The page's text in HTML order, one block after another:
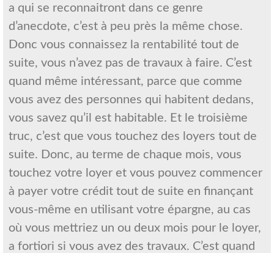
a qui se reconnaitront dans ce genre
d’anecdote, c’est à peu près la même chose.
Donc vous connaissez la rentabilité tout de
suite, vous n’avez pas de travaux à faire. C’est
quand même intéressant, parce que comme
vous avez des personnes qui habitent dedans,
vous savez qu’il est habitable. Et le troisième
truc, c’est que vous touchez des loyers tout de
suite. Donc, au terme de chaque mois, vous
touchez votre loyer et vous pouvez commencer
à payer votre crédit tout de suite en finançant
vous-même en utilisant votre épargne, au cas
où vous mettriez un ou deux mois pour le loyer,
a fortiori si vous avez des travaux. C’est quand